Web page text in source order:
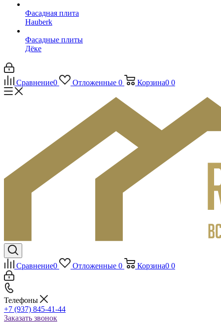
Фасадная плита
Hauberk
Фасадные плиты
Дёке
Сравнение0 Отложенные 0 Корзина0 0
Сравнение0 Отложенные 0 Корзина0 0
Телефоны
+7 (937) 845-41-44
Заказать звонок